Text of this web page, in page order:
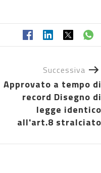
Successiva
Approvato a tempo di
record Disegno di
legge identico
all'art.8 stralciato